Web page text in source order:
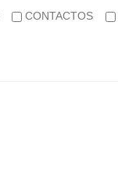
CONTACTOS